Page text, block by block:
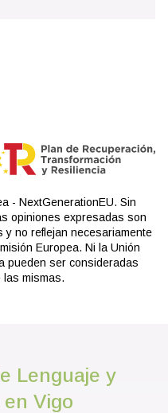
- NextGenerationEU. Sin
opiniones expresadas son
y no reflejan necesariamente
Europea. Ni la Unión
pueden ser consideradas
mismas.
Lenguaje y
Vigo